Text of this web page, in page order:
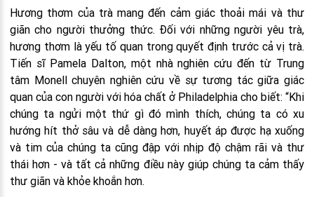
Hương thơm của trà mang đến cảm giác thoải mái và thư
giãn cho người thưởng thức. Đối với những người yêu trà,
hương thơm là yếu tố quan trong quyết định trước cả vị trà.
Tiến sĩ Pamela Dalton, một nhà nghiên cứu đến từ Trung
tâm Monell chuyên nghiên cứu về sự tương tác giữa giác
quan của con người với hóa chất ở Philadelphia cho biết: “Khi
chúng ta ngửi một thứ gì đó mình thích, chúng ta có xu
hướng hít thở sâu và dễ dàng hơn, huyết áp được hạ xuống
và tim của chúng ta cũng đập với nhịp độ chậm rãi và thư
thái hơn - và tất cả những điều này giúp chúng ta cảm thấy
thư giãn và khỏe khoắn hơn.